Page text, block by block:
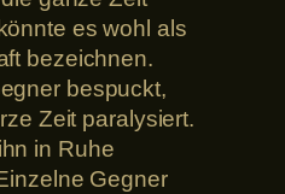
es wohl als
bezeichnen.
bespuckt,
Zeit paralysiert.
in Ruhe
Gegner